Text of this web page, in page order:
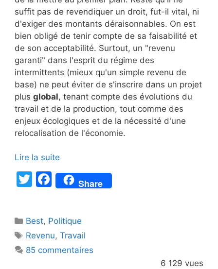
suffit pas de revendiquer un droit, fut-il vital, ni
d'exiger des montants déraisonnables. On est
bien obligé de tenir compte de sa faisabilité et
de son acceptabilité. Surtout, un "revenu
garanti" dans l'esprit du régime des
intermittents (mieux qu'un simple revenu de
base) ne peut éviter de s'inscrire dans un projet
plus global, tenant compte des évolutions du
travail et de la production, tout comme des
enjeux écologiques et de la nécessité d'une
relocalisation de l'économie.
Lire la suite
T
er
F
a
e
b
o
Share
Catégories
Best, Politique
Étiquettes
Revenu,Travail
85 commentaires
6 129 vues